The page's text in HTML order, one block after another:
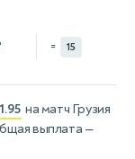
= 15
1.95 на матч Грузия
выплата —